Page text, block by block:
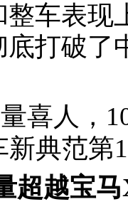
车表现
打破了
超越宝